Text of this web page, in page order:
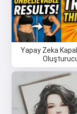
Yapay Zeka